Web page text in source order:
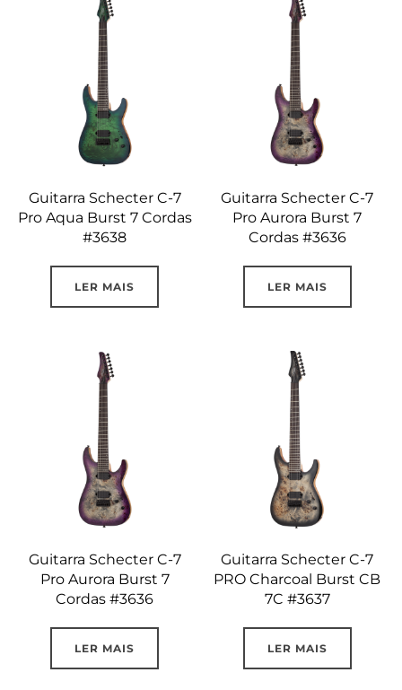
Guitarra Schecter C-7
Pro Aqua Burst 7 Cordas
#3638
LER MAIS
Guitarra Schecter C-7
Pro Aurora Burst 7
Cordas #3636
LER MAIS
Guitarra Schecter C-7
Pro Aurora Burst 7
Cordas #3636
LER MAIS
Guitarra Schecter C-7
PRO Charcoal Burst CB
7C #3637
LER MAIS